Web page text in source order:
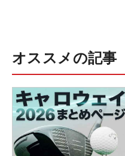
オススメの記事